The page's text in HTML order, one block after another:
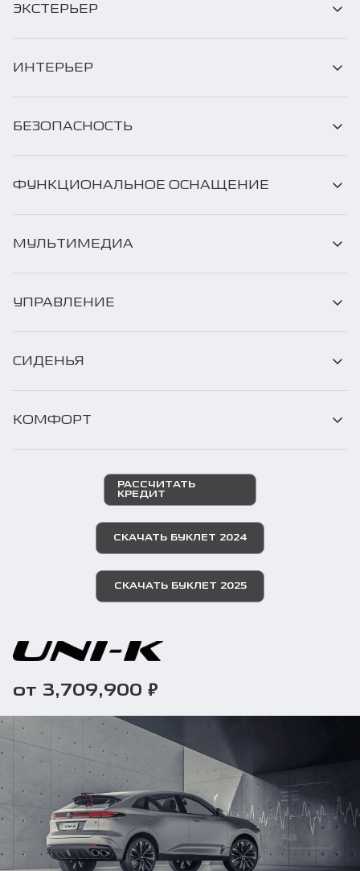
ЭКСТЕРЬЕР
ИНТЕРЬЕР
БЕЗОПАСНОСТЬ
ФУНКЦИОНАЛЬНОЕ ОСНАЩЕНИЕ
МУЛЬТИМЕДИА
УПРАВЛЕНИЕ
СИДЕНЬЯ
КОМФОРТ
РАССЧИТАТЬ
КРЕДИТ
СКАЧАТЬ БУКЛЕТ 2024
СКАЧАТЬ БУКЛЕТ 2025
от 3,709,900 ₽